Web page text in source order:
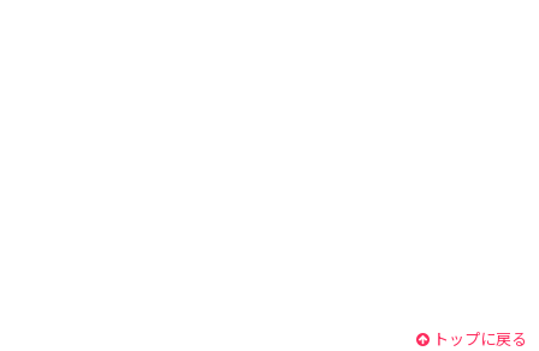
トップに戻る